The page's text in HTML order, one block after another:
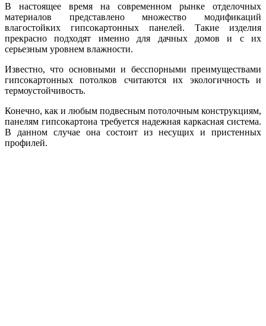
В настоящее время на современном рынке отделочных
материалов представлено множество модификаций
влагостойких гипсокартонных панелей. Такие изделия
прекрасно подходят именно для дачных домов и с их
серьезным уровнем влажности.
Известно, что основными и бесспорными преимуществами
гипсокартонных потолков считаются их экологичность и
термоустойчивость.
Конечно, как и любым подвесным потолочным конструкциям,
панелям гипсокартона требуется надежная каркасная система.
В данном случае она состоит из несущих и пристенных
профилей.